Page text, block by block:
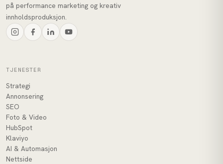
på performance marketing og kreativ
innholdsproduksjon.
TJENESTER
Strategi
Annonsering
SEO
Foto & Video
HubSpot
Klaviyo
AI & Automasjon
Nettside